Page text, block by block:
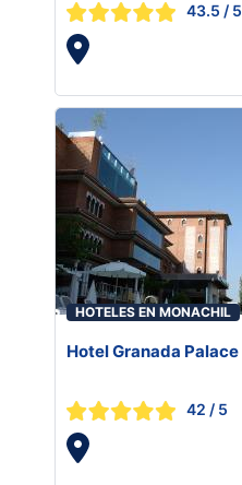
43.5 / 5
HOTELES EN MONACHIL
Hotel Granada Palace
42 / 5